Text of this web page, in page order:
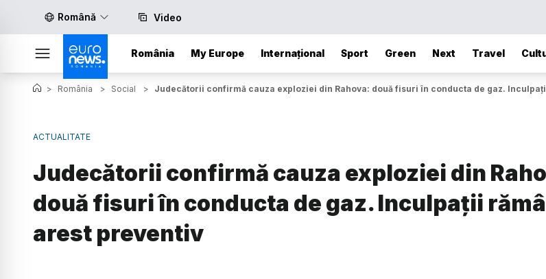
Română Video
România My Europe Internațional Sport Green Next Travel
> România > Social > Judecătorii confirmă cauza exploziei din Rahova: două fisuri în conducta de gaz.
ACTUALITATE
Judecătorii confirmă cauza exploziei din
două fisuri în conducta de gaz. Inculpații
arest preventiv